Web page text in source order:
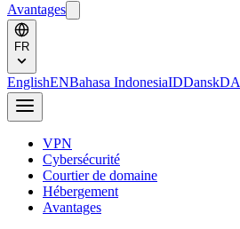
Avantages
FR
EnglishENBahasa IndonesiaIDDanskDA
VPN
Cybersécurité
Courtier de domaine
Hébergement
Avantages